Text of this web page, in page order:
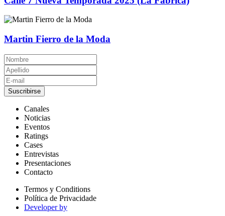
Martin Fierro de la Moda
Suscribirse
Canales
Noticias
Eventos
Ratings
Cases
Entrevistas
Presentaciones
Contacto
Termos y Conditions
Política de Privacidade
Developer by